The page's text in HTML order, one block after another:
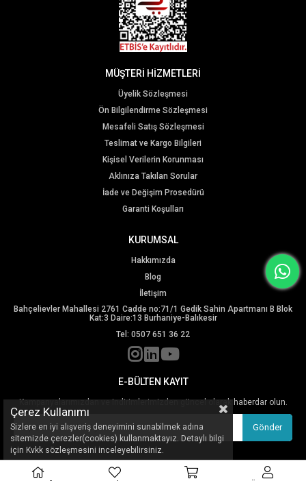
MÜŞTERİ HİZMETLERİ
Üyelik Sözleşmesi
Ön Bilgilendirme Sözleşmesi
Mesafeli Satış Sözleşmesi
Teslimat ve Kargo Bilgileri
Kişisel Verilerin Korunması
Aklınıza Takılan Sorular
İade ve Değişim Prosedürü
Garanti Koşulları
KURUMSAL
Hakkımızda
Blog
İletişim
Bahçelievler Mahallesi 2761 Cadde no:71/1 Gedik Sahin Apartmanı B Blok
Kat:3 Daire:13 Burhaniye-Balıkesir
Tel: 0507 651 36 22
E-BÜLTEN KAYIT
Kampanyalarımızdan ve indirimlerimizden güncel olarak haberdar olun.
Gönder
Çerez Kullanımı
Sizlere en iyi alışveriş deneyimini sunabilmek adına
sitemizde çerezler(cookies) kullanmaktayız. Detaylı bilgi
için Kvkk sözleşmesini inceleyebilirsiniz.